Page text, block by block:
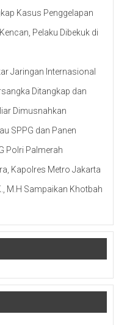
Kasus Penggelapan
Pelaku Dibekuk di
Jaringan Internasional
Ditangkap dan
Dimusnahkan
SPPG dan Panen
Polri Palmerah
Kapolres Metro Jakarta
M.H Sampaikan Khotbah